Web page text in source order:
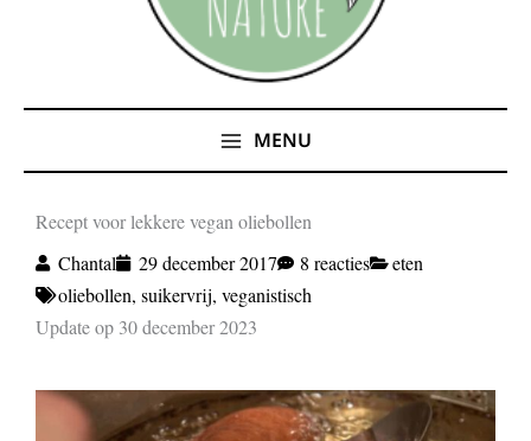
MENU
Recept voor lekkere vegan oliebollen
Chantal
29 december 2017 8 reacties
eten
oliebollen, suikervrij, veganistisch
Update op 30 december 2023